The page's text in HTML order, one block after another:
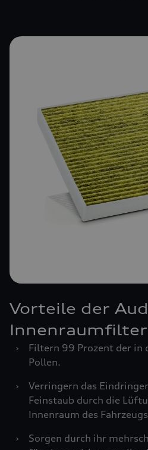
Vorteile der
Innenraumfilter
›
Filtern 99 Prozent der in
Pollen.
›
Verringern das
Feinstaub durch die
Innenraum des
›
Sorgen durch ihr